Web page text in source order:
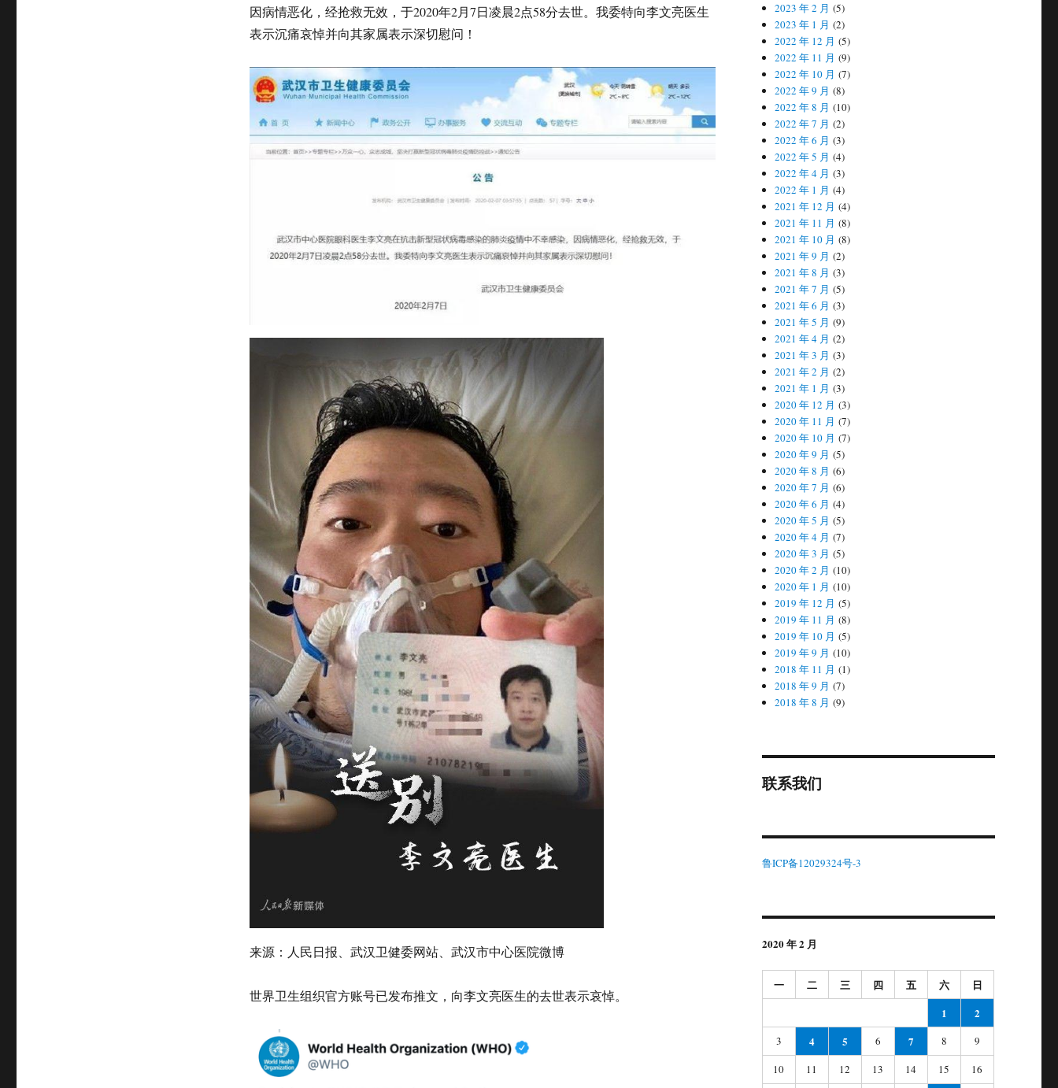
因病情恶化，经抢救无效，于2020年2月7日凌晨2点58分去世。我委特向李文亮医生
表示沉痛哀悼并向其家属表示深切慰问！
来源：人民日报、武汉卫健委网站、武汉市中心医院微博
世界卫生组织官方账号已发布推文，向李文亮医生的去世表示哀悼。
2023 年 2 月 (5)
2023 年 1 月 (2)
2022 年 12 月 (5)
2022 年 11 月 (9)
2022 年 10 月 (7)
2022 年 9 月 (8)
2022 年 8 月 (10)
2022 年 7 月 (2)
2022 年 6 月 (3)
2022 年 5 月 (4)
2022 年 4 月 (3)
2022 年 1 月 (4)
2021 年 12 月 (4)
2021 年 11 月 (8)
2021 年 10 月 (8)
2021 年 9 月 (2)
2021 年 8 月 (3)
2021 年 7 月 (5)
2021 年 6 月 (3)
2021 年 5 月 (9)
2021 年 4 月 (2)
2021 年 3 月 (3)
2021 年 2 月 (2)
2021 年 1 月 (3)
2020 年 12 月 (3)
2020 年 11 月 (7)
2020 年 10 月 (7)
2020 年 9 月 (5)
2020 年 8 月 (6)
2020 年 7 月 (6)
2020 年 6 月 (4)
2020 年 5 月 (5)
2020 年 4 月 (7)
2020 年 3 月 (5)
2020 年 2 月 (10)
2020 年 1 月 (10)
2019 年 12 月 (5)
2019 年 11 月 (8)
2019 年 10 月 (5)
2019 年 9 月 (10)
2018 年 11 月 (1)
2018 年 9 月 (7)
2018 年 8 月 (9)
联系我们
鲁ICP备12029324号-3
2020 年 2 月
一 二 三 四 五 六
日
1
2
3 4 5 6 7 8
9
10
11 12 13 14 15 16